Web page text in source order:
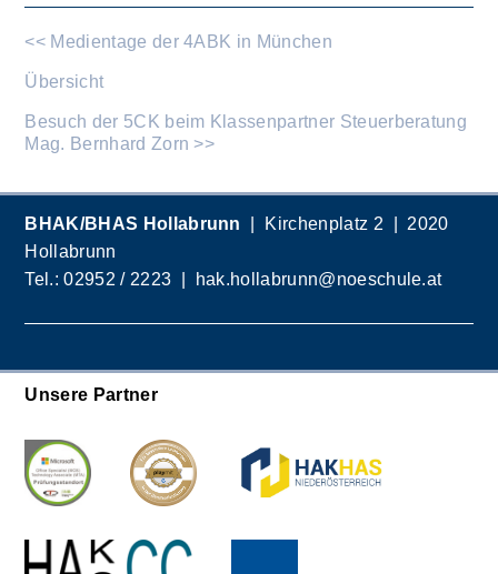
<< Medientage der 4ABK in München
Übersicht
Besuch der 5CK beim Klassenpartner Steuerberatung
Mag. Bernhard Zorn >>
BHAK/BHAS Hollabrunn
| Kirchenplatz 2 | 2020
Hollabrunn
Tel.:02952 / 2223 | hak.hollabrunn@noeschule.at
Unsere Partner